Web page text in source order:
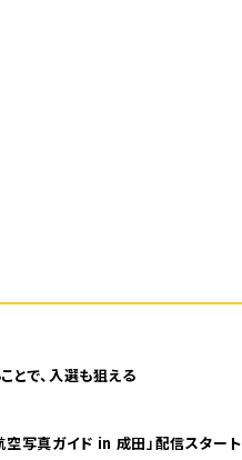
とで、入選も狙える
写真ガイド in 成田」配信スタート